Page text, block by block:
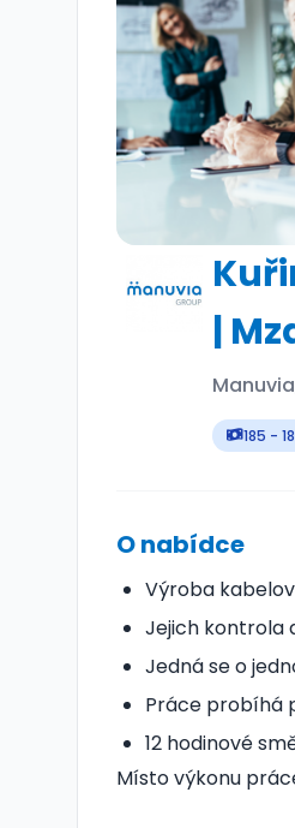
|
185 -
O nabídce
Výroba
Jejich kontrola
Jedná se o
Práce probíhá
12 hodinové
Místo výkonu